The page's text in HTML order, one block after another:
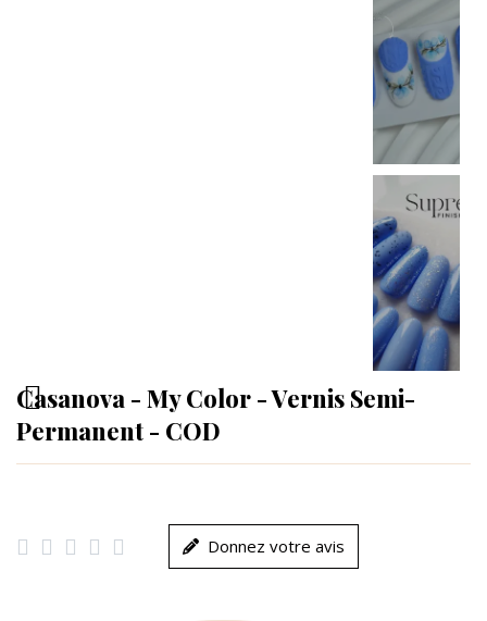
Casanova - My Color - Vernis Semi-
Permanent - COD
     Donnez votre avis